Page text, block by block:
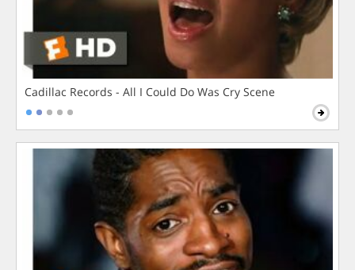
Cadillac Records - All I Could Do Was Cry Scene